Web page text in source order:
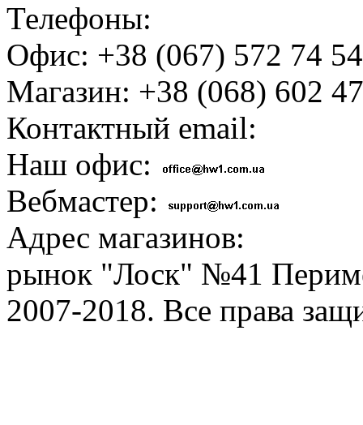
Телефоны:
Офис: +38 (067) 572 74
Магазин: +38 (068) 602
Контактный email:
Наш офис:
Вебмастер:
Адрес магазинов:
рынок "Лоск" №41
2007-2018. Все права